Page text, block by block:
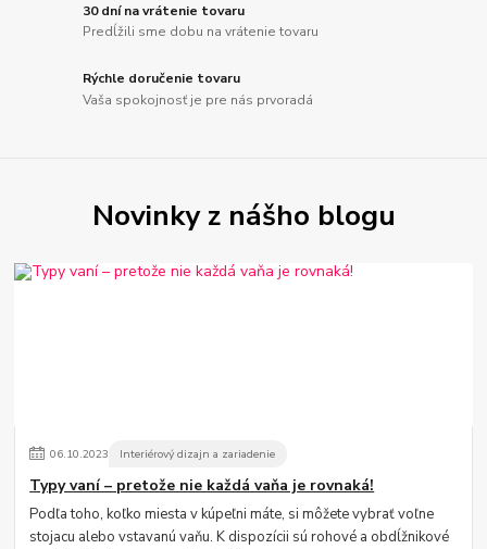
30 dní na vrátenie tovaru
Predĺžili sme dobu na vrátenie tovaru
Rýchle doručenie tovaru
Vaša spokojnosť je pre nás prvoradá
Novinky z nášho blogu
06.10.2023 Interiérový dizajn a zariadenie
Typy vaní – pretože nie každá vaňa je rovnaká!
Podľa toho, koľko miesta v kúpeľni máte, si môžete vybrať voľne
stojacu alebo vstavanú vaňu. K dispozícii sú rohové a obdĺžnikové